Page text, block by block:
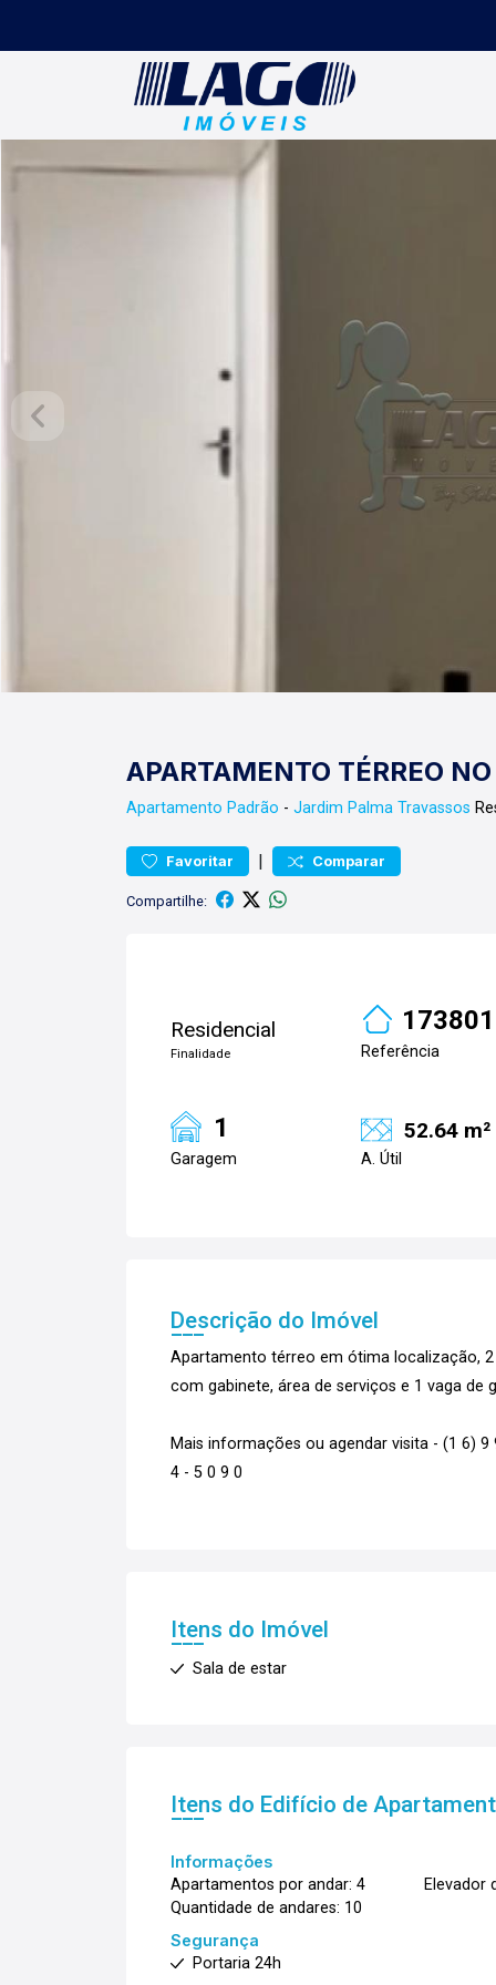
APARTAMENTO TÉRREO
Apartamento Padrão - Jardim Palma Travassos
Favoritar | Comparar
Compartilhe:
Residencial
Finalidade
173801
Referência
1
Garagem
52.64 m²
A. Útil
Descrição do Imóvel
Apartamento térreo em ótima localização,
com gabinete, área de serviços e 1 vaga de
Mais informações ou agendar visita - (1 6)
4 - 5 0 9 0
Itens do Imóvel
Sala de estar
Itens do Edifício de
Informações
Apartamentos por andar: 4
Elevador
Quantidade de andares: 10
Segurança
Portaria 24h